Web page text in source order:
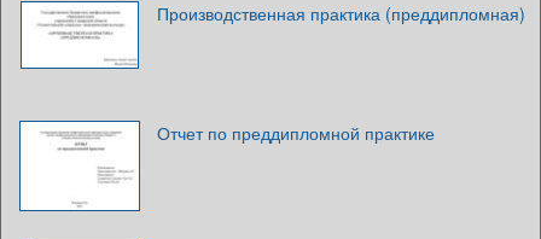
Производственная практика (преддипломная)
Отчет по преддипломной практике